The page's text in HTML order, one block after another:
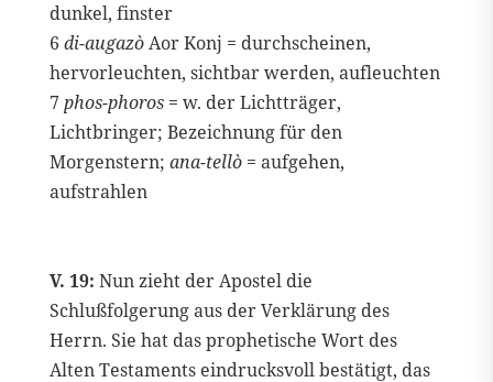
dunkel, finster
6 di-augazòAor Konj = durchscheinen,
hervorleuchten, sichtbar werden, aufleuchten
7phos-phoros= w. der Lichtträger,
Lichtbringer; Bezeichnung für den
Morgenstern; ana-tellò= aufgehen,
aufstrahlen
V. 19: Nun zieht der Apostel die
Schlußfolgerung aus der Verklärung des
Herrn. Sie hat das prophetische Wort des
Alten Testaments eindrucksvoll bestätigt, das